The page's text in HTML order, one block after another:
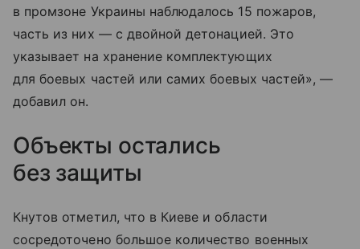
в промзоне Украины наблюдалось 15 пожаров,
часть из них — с двойной детонацией. Это
указывает на хранение комплектующих
для боевых частей или самих боевых частей», —
добавил он.
Объекты остались
без защиты
Кнутов отметил, что в Киеве и области
сосредоточено большое количество военных